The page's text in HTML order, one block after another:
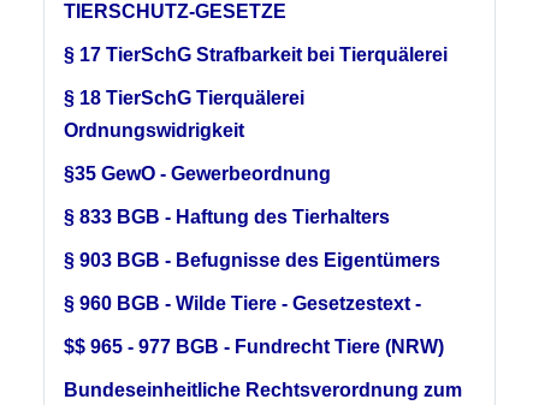
TIERSCHUTZ-GESETZE
§ 17 TierSchG Strafbarkeit bei Tierquälerei
§ 18 TierSchG Tierquälerei
Ordnungswidrigkeit
§35 GewO - Gewerbeordnung
§ 833 BGB - Haftung des Tierhalters
§ 903 BGB - Befugnisse des Eigentümers
§ 960 BGB - Wilde Tiere - Gesetzestext -
$$ 965 - 977 BGB - Fundrecht Tiere (NRW)
Bundeseinheitliche Rechtsverordnung zum